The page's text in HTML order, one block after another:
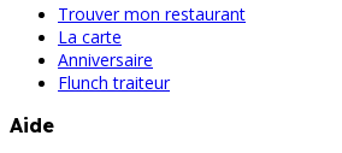
Trouver mon restaurant
La carte
Anniversaire
Flunch traiteur
Aide